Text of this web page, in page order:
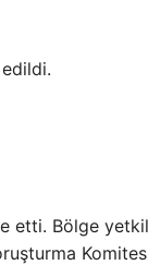
edildi.
etti. Bölge